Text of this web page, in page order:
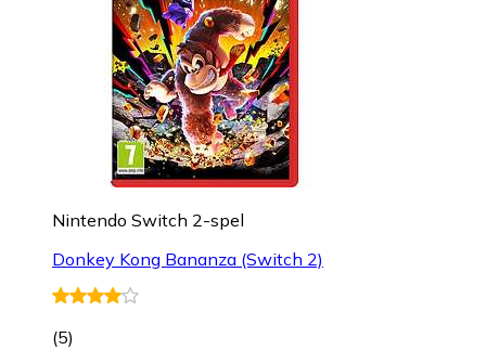
Nintendo Switch 2-spel
Donkey Kong Bananza (Switch 2)
(5)